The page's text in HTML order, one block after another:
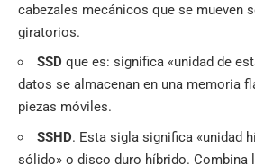
cabezales mecánicos que se mueven
giratorios.
SSD que es: significa «unidad de
datos se almacenan en una memoria
piezas móviles.
SSHD. Esta sigla significa «unidad
sólido» o disco duro híbrido. Combina